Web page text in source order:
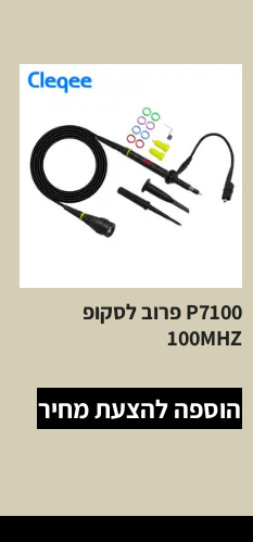
P7100 פרוב לסקופ
100MHZ
הוספה להצעת מחיר